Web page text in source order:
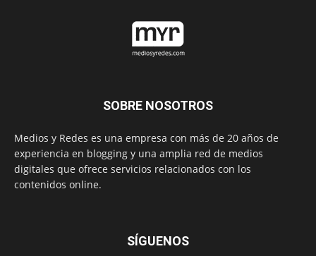
SOBRE NOSOTROS
Medios y Redes es una empresa con más de 20 años de
experiencia en blogging y una amplia red de medios
digitales que ofrece servicios relacionados con los
contenidos online.
SÍGUENOS